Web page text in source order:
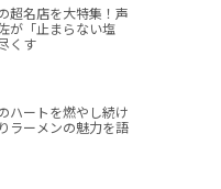
超名店を大特集！声
が「止まらない塩
くす
ハートを燃やし続け
ラーメンの魅力を語